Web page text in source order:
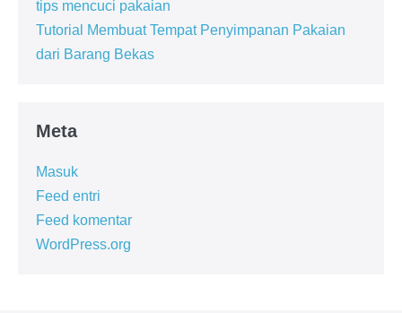
tips mencuci pakaian
Tutorial Membuat Tempat Penyimpanan Pakaian
dari Barang Bekas
Meta
Masuk
Feed entri
Feed komentar
WordPress.org